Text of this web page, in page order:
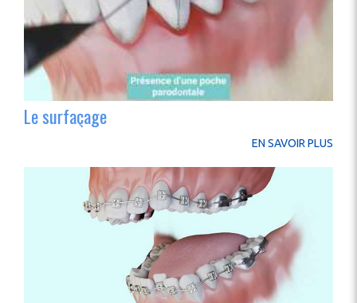
Le surfaçage
EN SAVOIR PLUS